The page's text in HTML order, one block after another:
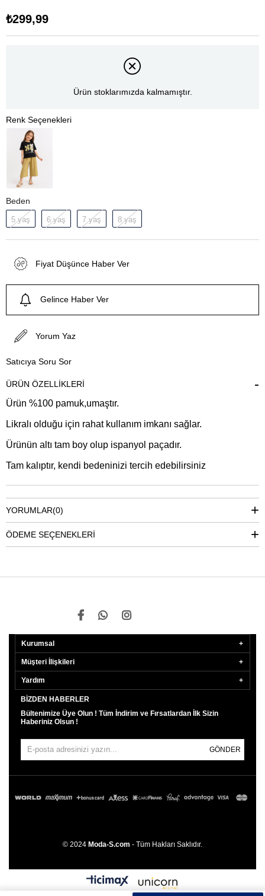
₺299,99
Ürün stoklarımızda kalmamıştır.
Beden
5 yaş 6 yaş 7 yaş 8 yaş
Fiyat Düşünce Haber Ver
Gelince Haber Ver
Yorum Yaz
Satıcıya Soru Sor
ÜRÜN ÖZELLIKLERI
Ürün %100 pamuk,umaştır.
Likralı olduğu için rahat kullanım imkanı sağlar.
Ürünün altı tam boy olup ispanyol paçadır.
Tam kalıptır, kendi bedeninizi tercih edebilirsiniz
YORUMLAR(0)
ÖDEME SEÇENEKLERI
Kurumsal
Müşteri İlişkileri
Yardım
BIZDEN HABERLER
Bültenimize Üye Olun ! Tüm İndirim ve Fırsatlardan İlk Sizin
Haberiniz Olsun !
GÖNDER
© 2024 Moda-S.com - Tüm Hakları Saklıdır.